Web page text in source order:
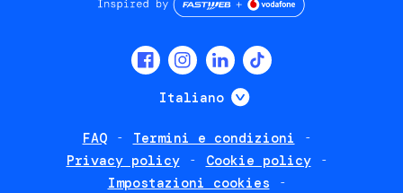
Italiano Mostra ulteriori
FAQ
Termini e condizioni
Privacy policy
Cookie policy
Impostazioni cookies